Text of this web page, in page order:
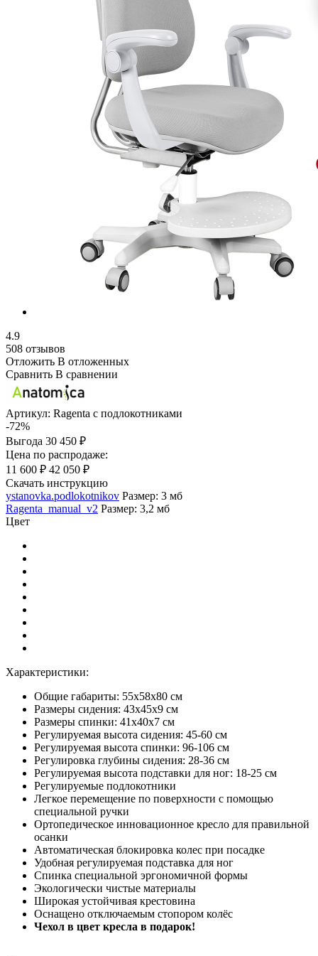
4.9
508 отзывов
Отложить В отложенных
Сравнить В сравнении
Артикул: Ragenta с подлокотниками
-72%
Выгода 30 450 ₽
Цена по распродаже:
11 600 ₽ 42 050 ₽
Скачать инструкцию
ystanovka.podlokotnikov Размер: 3 мб
Ragenta_manual_v2 Размер: 3,2 мб
Цвет
Характеристики:
Общие габариты: 55х58х80 см
Размеры сидения: 43х45x9 см
Размеры спинки: 41х40x7 см
Регулируемая высота сидения: 45-60 см
Регулируемая высота спинки: 96-106 см
Регулировка глубины сидения: 28-36 см
Регулируемая высота подставки для ног: 18-25 см
Регулируемые подлокотники
Легкое перемещение по поверхности с помощью
специальной ручки
Ортопедическое инновационное кресло для правильной
осанки
Автоматическая блокировка колес при посадке
Удобная регулируемая подставка для ног
Спинка специальной эргономичной формы
Экологически чистые материалы
Широкая устойчивая крестовина
Оснащено отключаемым стопором колёс
Чехол в цвет кресла в подарок!